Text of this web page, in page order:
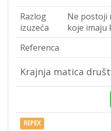
Razlog
izuzeća
Ne postoji
koje imaju
Referenca
Krajnja matica
REPEX